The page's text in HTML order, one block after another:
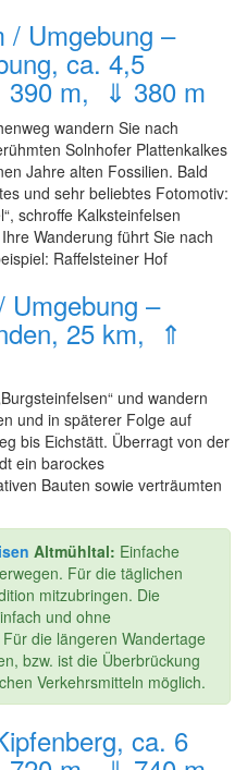
/ Umgebung –
ca. 4,5
m, ⇓ 380 m
wandern Sie nach
Solnhofer Plattenkalkes
Jahre alten Fossilien. Bald
und sehr beliebtes Fotomotiv:
schroffe Kalksteinfelsen
Wanderung führt Sie nach
Raffelsteiner Hof
Umgebung –
25 km, ⇑
und wandern
und in späterer Folge auf
bis Eichstätt. Überragt von der
ein barockes
Bauten sowie verträumten
Altmühltal: Einfache
Für die täglichen
mitzubringen. Die
und ohne
die längeren Wandertage
bzw. ist die Überbrückung
Verkehrsmitteln möglich.
ca. 6